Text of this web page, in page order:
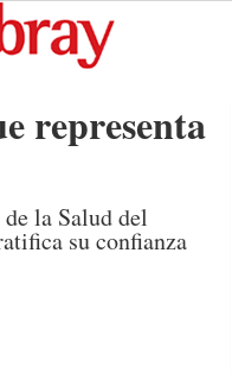
representa
la Salud del
su confianza